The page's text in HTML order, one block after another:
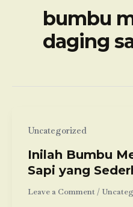
bumbu
daging
Uncategorized
Inilah Bumbu
Sapi yang
Leave a Comment /